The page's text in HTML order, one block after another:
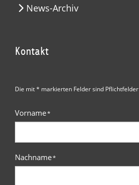
News-Archiv
Kontakt
Die mit * markierten Felder sind Pflichtfelder
Vorname*
Nachname*